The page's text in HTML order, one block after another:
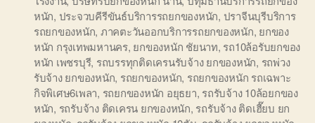
หนัก, ประจวบคีรีขันธ์บริการรถยกของหนัก, ปราจีนบุรีบริการ
รถยกของหนัก, ภาคตะวันออกบริการรถยกของหนัก, ยกของ
หนัก กรุงเทพมหานคร, ยกของหนัก ชัยนาท, รถ10ล้อรับยกของ
หนัก เพชรบุรี, รถบรรทุกติดเครนรับจ้าง ยกของหนัก, รถพ่วง
รับจ้าง ยกของหนัก, รถยกของหนัก, รถยกของหนัก รถเฉพาะ
กิจพิเศษ6เพลา, รถยกของหนัก อยุธยา, รถรับจ้าง 10ล้อยกของ
หนัก, รถรับจ้าง ติดเครน ยกของหนัก, รถรับจ้าง ติดเฮี๊ยบ ยก